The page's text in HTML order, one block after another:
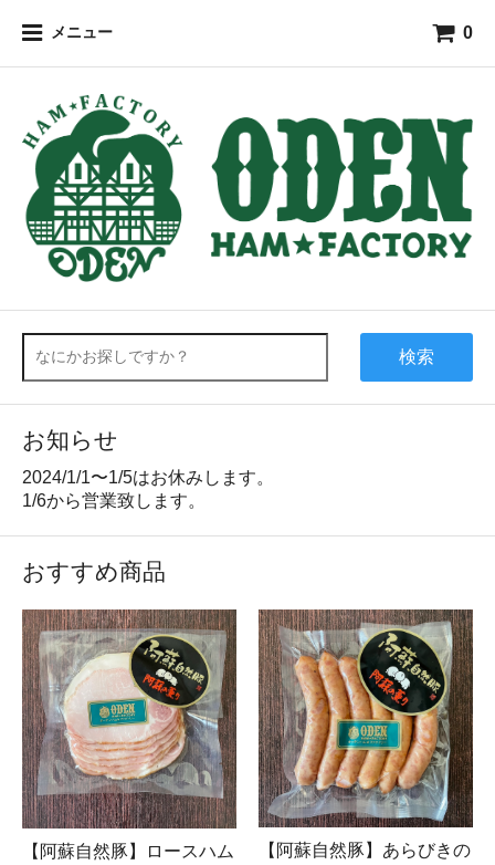
メニュー 0
検索
お知らせ
2024/1/1〜1/5はお休みします。
1/6から営業致します。
おすすめ商品
【阿蘇自然豚】ロースハム
【阿蘇自然豚】あらびきの